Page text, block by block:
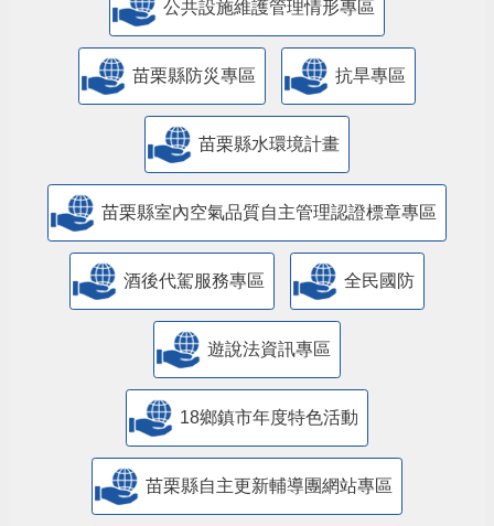
​公共設施維護管理情形專區
苗栗縣防災專區 抗旱專區
苗栗縣水環境計畫
苗栗縣室內空氣品質自主管理認證標章專區
酒後代駕服務專區 全民國防
遊說法資訊專區
18鄉鎮市年度特色活動
苗栗縣自主更新輔導團網站專區